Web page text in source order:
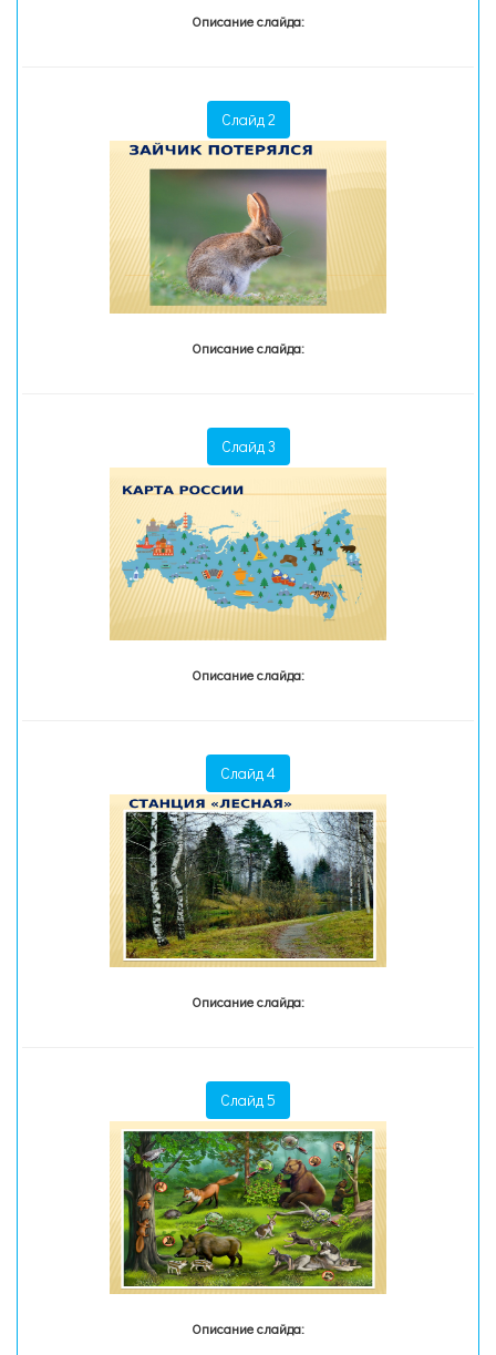
Описание слайда:
Слайд 2
Описание слайда:
Слайд 3
Описание слайда:
Слайд 4
Описание слайда:
Слайд 5
Описание слайда: